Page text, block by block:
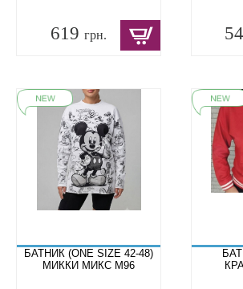
619 грн.
БАТНИК (ONE SIZE 42-48)
МИККИ МИКС M96